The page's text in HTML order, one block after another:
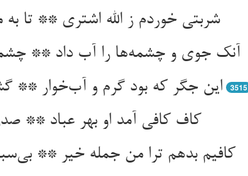
شربتی خوردم ز الله اشتری ** تا به
آنک جوی و چشمه‌ها را آب داد **
این جگر که بود گرم و آب‌خوار **
3515
کاف کافی آمد او بهر عباد **
کافیم بدهم ترا من جمله خیر **